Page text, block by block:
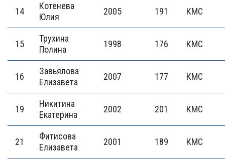
14
Котенева
Юлия
2005 191 КМС
15
Трухина
Полина
1998 176 КМС
16
Завьялова
Елизавета
2007 177 КМС
19
Никитина
Екатерина
2002 201 КМС
21
Фитисова
Елизавета
2001 189 КМС